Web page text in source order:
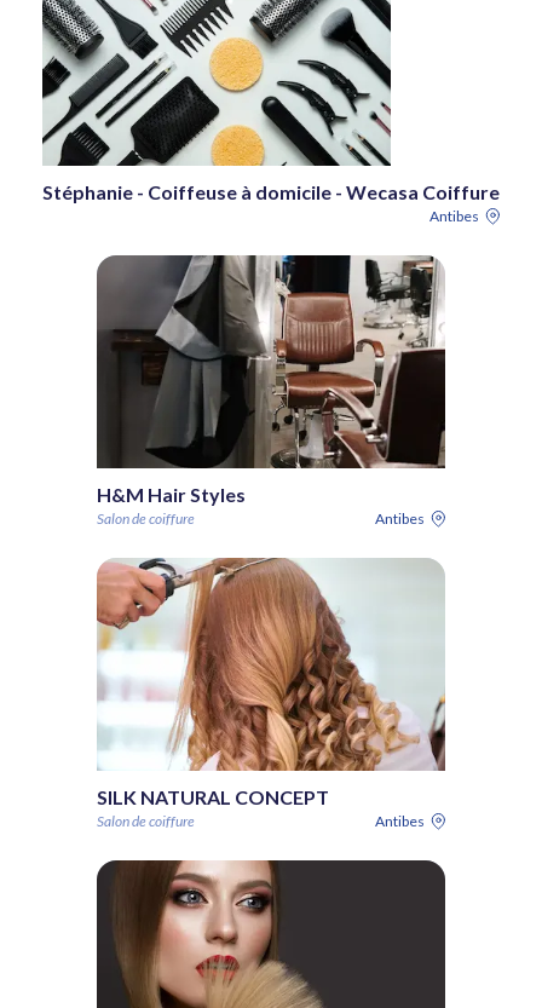
Stéphanie - Coiffeuse à domicile - Wecasa Coiffure
Antibes
H&M Hair Styles
Salon de coiffure Antibes
SILK NATURAL CONCEPT
Salon de coiffure Antibes